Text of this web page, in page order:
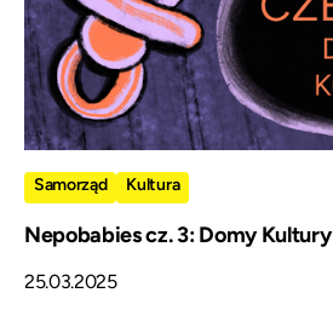
Samorząd Kultura
Nepobabies cz. 3: Domy Kultury
25.03.2025